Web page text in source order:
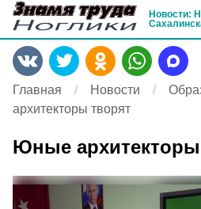
Новости:
Главная Новости
архитекторы творят
Юные архитекторы